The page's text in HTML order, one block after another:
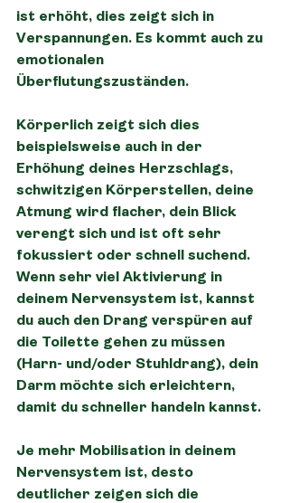
ist erhöht, dies zeigt sich in
Verspannungen. Es kommt auch zu
emotionalen
Überflutungszuständen.
Körperlich zeigt sich dies
beispielsweise auch in der
Erhöhung deines Herzschlags,
schwitzigen Körperstellen, deine
Atmung wird flacher, dein Blick
verengt sich und ist oft sehr
fokussiert oder schnell suchend.
Wenn sehr viel Aktivierung in
deinem Nervensystem ist, kannst
du auch den Drang verspüren auf
die Toilette gehen zu müssen
(Harn- und/oder Stuhldrang), dein
Darm möchte sich erleichtern,
damit du schneller handeln kannst.
Je mehr Mobilisation in deinem
Nervensystem ist, desto
deutlicher zeigen sich die